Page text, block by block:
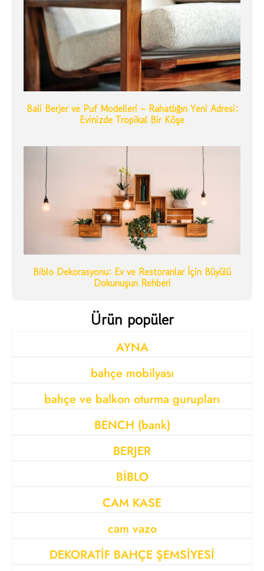
Bali Berjer ve Puf Modelleri – Rahatlığın Yeni Adresi:
Evinizde Tropikal Bir Köşe
Biblo Dekorasyonu: Ev ve Restoranlar İçin Büyülü
Dokunuşun Rehberi
Ürün popüler
AYNA
bahçe mobilyası
bahçe ve balkon oturma gurupları
BENCH (bank)
BERJER
BİBLO
CAM KASE
cam vazo
DEKORATİF BAHÇE ŞEMSİYESİ